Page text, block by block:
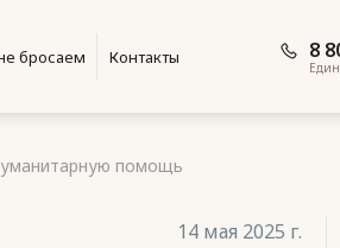
бросаем Контакты 8
помощь
14 мая 2025 г.